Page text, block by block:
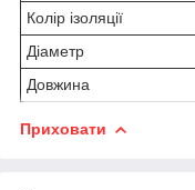
Колір ізоляції
Діаметр
Довжина
Приховати